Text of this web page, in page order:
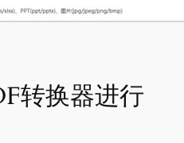
转换器进行